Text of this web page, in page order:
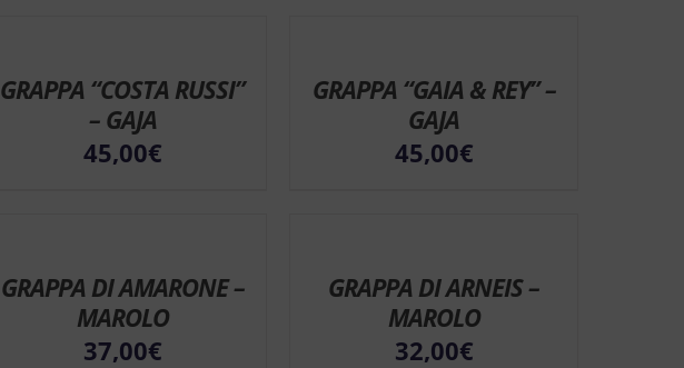
GRAPPA “COSTA RUSSI”
– GAJA
45,00€
GRAPPA “GAIA & REY” –
GAJA
45,00€
GRAPPA DI AMARONE –
MAROLO
37,00€
GRAPPA DI ARNEIS –
MAROLO
32,00€